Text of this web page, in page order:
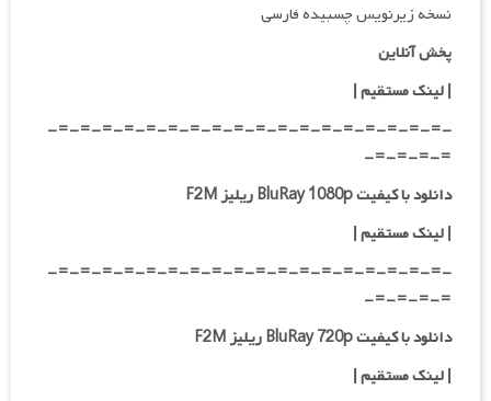
نسخه زیرنویس چسبیده فارسی
پخش آنلاین
| لینک مستقیم|
-=-=-=-=-=-=-=-=-=-=-=-=-=-=-=-=-=-=-
=-=-=-=-
دانلود با کیفیت BluRay 1080p ریلیز F2M
|لینک مستقیم|
-=-=-=-=-=-=-=-=-=-=-=-=-=-=-=-=-=-=-
=-=-=-=-
دانلود با کیفیت BluRay 720p ریلیز F2M
| لینک مستقیم|